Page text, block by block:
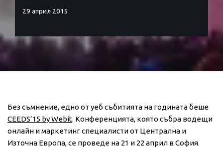
29 април 2015
Без съмнение, едно от уеб събитията на годината беше
CEEDS’15 by Webit. Конференцията, която събра водещи
онлайн и маркетинг специалисти от Централна и
Източна Европа, се проведе на 21 и 22 април в София.